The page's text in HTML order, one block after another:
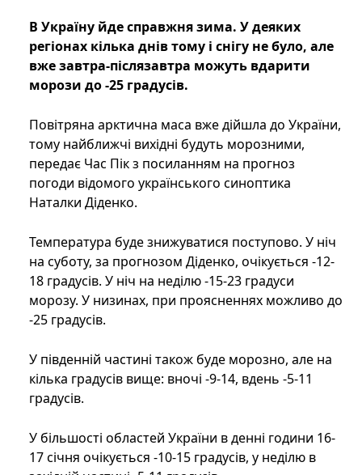
В Україну йде справжня зима. У деяких
регіонах кілька днів тому і снігу не було, але
вже завтра-післязавтра можуть вдарити
морози до -25 градусів.
Повітряна арктична маса вже дійшла до України,
тому найближчі вихідні будуть морозними,
передає Час Пік з посиланням на прогноз
погоди відомого українського синоптика
Наталки Діденко.
Температура буде знижуватися поступово. У ніч
на суботу, за прогнозом Діденко, очікується -12-
18 градусів. У ніч на неділю -15-23 градуси
морозу. У низинах, при проясненнях можливо до
-25 градусів.
У південній частині також буде морозно, але на
кілька градусів вище: вночі -9-14, вдень -5-11
градусів.
У більшості областей України в денні години 16-
17 січня очікується -10-15 градусів, у неділю в